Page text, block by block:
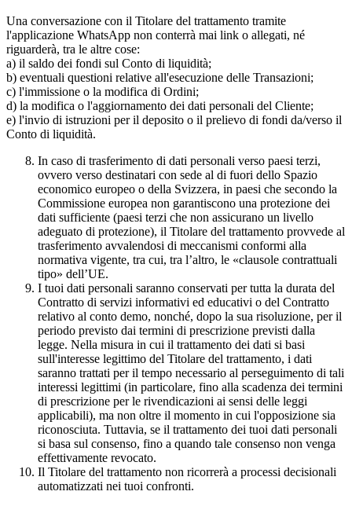
Una conversazione con il Titolare del trattamento tramite
l'applicazione WhatsApp non conterrà mai link o allegati, né
riguarderà, tra le altre cose:
a) il saldo dei fondi sul Conto di liquidità;
b) eventuali questioni relative all'esecuzione delle Transazioni;
c) l'immissione o la modifica di Ordini;
d) la modifica o l'aggiornamento dei dati personali del Cliente;
e) l'invio di istruzioni per il deposito o il prelievo di fondi da/verso il
Conto di liquidità.
In caso di trasferimento di dati personali verso paesi terzi,
ovvero verso destinatari con sede al di fuori dello Spazio
economico europeo o della Svizzera, in paesi che secondo la
Commissione europea non garantiscono una protezione dei
dati sufficiente (paesi terzi che non assicurano un livello
adeguato di protezione), il Titolare del trattamento provvede al
trasferimento avvalendosi di meccanismi conformi alla
normativa vigente, tra cui, tra l’altro, le «clausole contrattuali
tipo» dell’UE.
I tuoi dati personali saranno conservati per tutta la durata del
Contratto di servizi informativi ed educativi o del Contratto
relativo al conto demo, nonché, dopo la sua risoluzione, per il
periodo previsto dai termini di prescrizione previsti dalla
legge. Nella misura in cui il trattamento dei dati si basi
sull'interesse legittimo del Titolare del trattamento, i dati
saranno trattati per il tempo necessario al perseguimento di tali
interessi legittimi (in particolare, fino alla scadenza dei termini
di prescrizione per le rivendicazioni ai sensi delle leggi
applicabili), ma non oltre il momento in cui l'opposizione sia
riconosciuta. Tuttavia, se il trattamento dei tuoi dati personali
si basa sul consenso, fino a quando tale consenso non venga
effettivamente revocato.
Il Titolare del trattamento non ricorrerà a processi decisionali
automatizzati nei tuoi confronti.